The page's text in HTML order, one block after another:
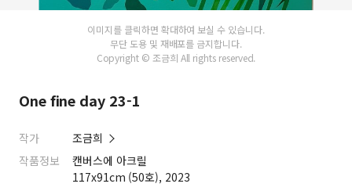
이미지를 클릭하면 확대하여 보실 수 있습니다.
무단 도용 및 재배포를 금지합니다.
Copyright © 조금희 All rights reserved.
One fine day 23-1
작가
조금희
작품정보
캔버스에 아크릴
117x91cm (50호), 2023